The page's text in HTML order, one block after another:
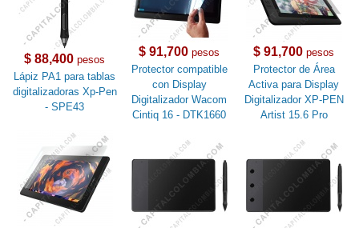
$ 88,400 pesos
Lápiz PA1 para tablas
digitalizadoras Xp-Pen
- SPE43
$ 91,700 pesos
Protector compatible
con Display
Digitalizador Wacom
Cintiq 16 - DTK1660
$ 91,700 pesos
Protector de Área
Activa para Display
Digitalizador XP-PEN
Artist 15.6 Pro